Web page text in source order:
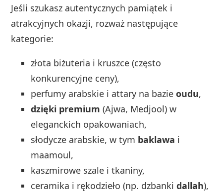
Jeśli szukasz autentycznych pamiątek i
atrakcyjnych okazji, rozważ następujące
kategorie:
złota biżuteria i kruszce (często
konkurencyjne ceny),
perfumy arabskie i attary na bazieoudu,
dzięki premium (Ajwa, Medjool) w
eleganckich opakowaniach,
słodycze arabskie, w tym baklawa i
maamoul,
kaszmirowe szale i tkaniny,
ceramika i rękodzieło (np. dzbankidallah),